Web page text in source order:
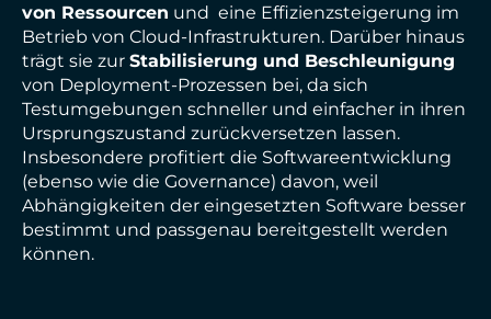
von Ressourcen und eine Effizienzsteigerung im
Betrieb von Cloud-Infrastrukturen. Darüber hinaus
trägt sie zur Stabilisierung und Beschleunigung
von Deployment-Prozessen bei, da sich
Testumgebungen schneller und einfacher in ihren
Ursprungszustand zurückversetzen lassen.
Insbesondere profitiert die Softwareentwicklung
(ebenso wie die Governance) davon, weil
Abhängigkeiten der eingesetzten Software besser
bestimmt und passgenau bereitgestellt werden
können.